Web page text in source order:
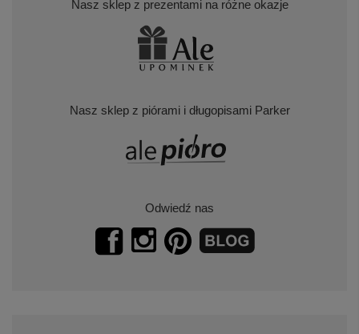
Nasz sklep z prezentami na różne okazje
Nasz sklep z piórami i długopisami Parker
Odwiedź nas